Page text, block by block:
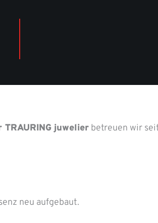
TRAURING juwelier betreuen wir
neu aufgebaut.